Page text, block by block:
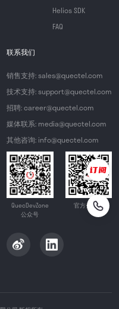
Helios SDK
FAQ
联系我们
销售支持: sales@quectel.com
技术支持: support@quectel.com
招聘: career@quectel.com
媒体联系: media@quectel.com
其他咨询: info@quectel.com
QuecDevZone
公众号
官方公众号